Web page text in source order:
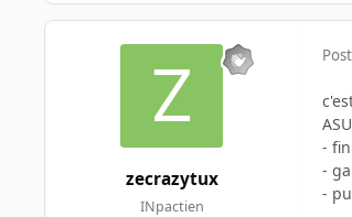
zecrazytux
INpactien
-
-
-